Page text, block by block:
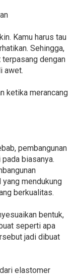
Kamu harus tau
Sehingga,
dengan
awet.
ketika merancang
pembangunan
biasanya.
mendukung
berkualitas.
bentuk,
seperti apa
jadi dibuat
elastomer